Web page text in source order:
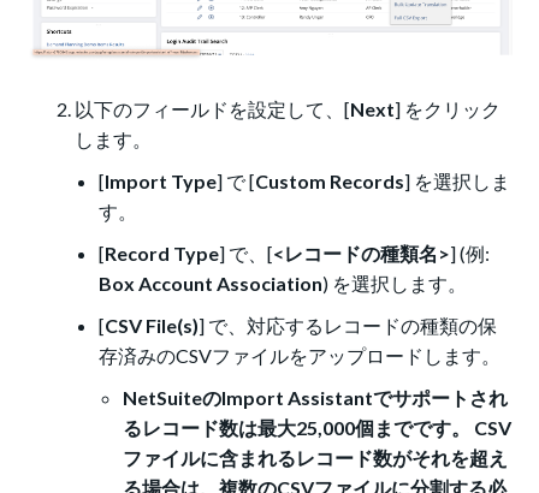
以下のフィールドを設定して、[Next] をクリック
します。
[Import Type] で [Custom Records] を選択しま
す。
[Record Type] で、[<レコードの種類名>] (例:
Box Account Association) を選択します。
[CSV File(s)] で、対応するレコードの種類の保
存済みのCSVファイルをアップロードします。
NetSuiteのImport Assistantでサポートされ
るレコード数は最大25,000個までです。 CSV
ファイルに含まれるレコード数がそれを超え
る場合は、複数のCSVファイルに分割する必